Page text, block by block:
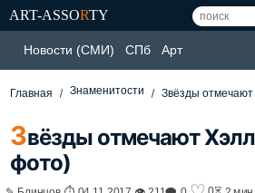
ART-ASSORTY
Новости (СМИ) СПб Арт
Главная Знаменитости Звёзды
Звёзды отмечают
фото)